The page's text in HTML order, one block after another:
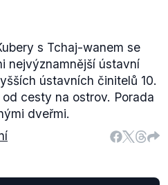
s Tchaj-wanem se
nejvýznamnější ústavní
ústavních činitelů 10.
cesty na ostrov. Porada
dveřmi.